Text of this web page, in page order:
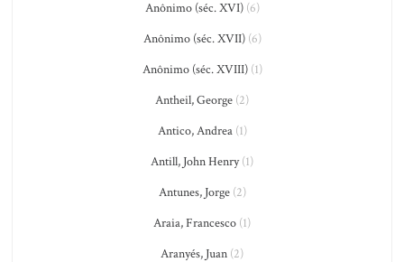
Anônimo (séc. XVI)(6)
Anônimo (séc. XVII)(6)
Anônimo (séc. XVIII)(1)
Antheil, George (2)
Antico, Andrea(1)
Antill, John Henry(1)
Antunes, Jorge(2)
Araia, Francesco (1)
Aranyés, Juan (2)